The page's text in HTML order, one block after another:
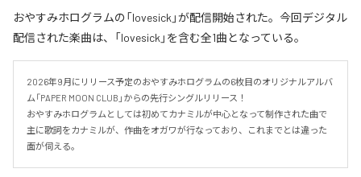
おやすみホログラムの「lovesick」が配信開始された。今回デジタル
配信された楽曲は、「lovesick」を含む全1曲となっている。
2026年9月にリリース予定のおやすみホログラムの6枚目のオリジナルアルバ
ム「PAPER MOON CLUB」からの先行シングルリリース！
おやすみホログラムとしては初めてカナミルが中心となって制作された曲で
主に歌詞をカナミルが、作曲をオガワが行なっており、これまでとは違った
面が伺える。